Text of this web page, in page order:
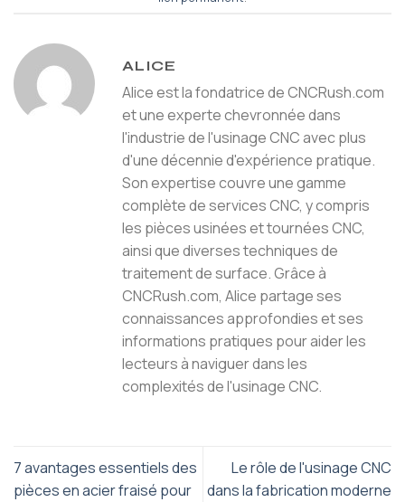
ALICE
Alice est la fondatrice de CNCRush.com
et une experte chevronnée dans
l'industrie de l'usinage CNC avec plus
d'une décennie d'expérience pratique.
Son expertise couvre une gamme
complète de services CNC, y compris
les pièces usinées et tournées CNC,
ainsi que diverses techniques de
traitement de surface. Grâce à
CNCRush.com, Alice partage ses
connaissances approfondies et ses
informations pratiques pour aider les
lecteurs à naviguer dans les
complexités de l'usinage CNC.
7 avantages essentiels des
pièces en acier fraisé pour
Le rôle de l'usinage CNC
dans la fabrication moderne